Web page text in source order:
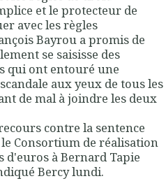
et le protecteur de
avec les règles
Bayrou a promis de
se saisisse des
qui ont entouré une
aux yeux de tous les
de mal à joindre les deux
contre la sentence
Consortium de réalisation
d'euros à Bernard Tapie
Bercy lundi.